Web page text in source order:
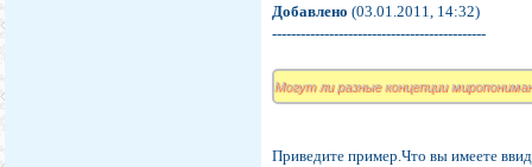
Добавлено (03.01.2011, 14:32)
---------------------------------------------
Могут ли разные концепции
Приведите пример.Что вы имеете